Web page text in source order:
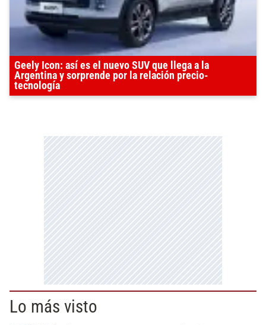
Geely Icon: así es el nuevo SUV que llega a la
Argentina y sorprende por la relación precio-
tecnología
Lo más visto